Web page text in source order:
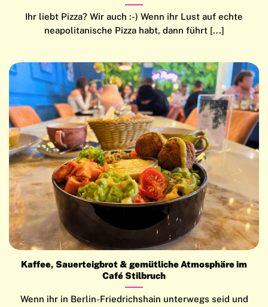
Ihr liebt Pizza? Wir auch :-) Wenn ihr Lust auf echte
neapolitanische Pizza habt, dann führt [...]
Kaffee, Sauerteigbrot & gemütliche Atmosphäre im
Café Stilbruch
Wenn ihr in Berlin-Friedrichshain unterwegs seid und